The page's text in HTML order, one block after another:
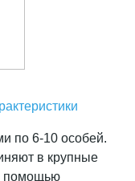
по 6-10 особей.
в крупные
помощью